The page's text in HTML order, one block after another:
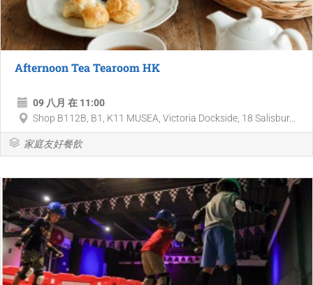
Afternoon Tea Tearoom HK
09 八月 在 11:00
Shop B112B, B1, K11 MUSEA, Victoria Dockside, 18 Salisbur...
家庭友好餐飲